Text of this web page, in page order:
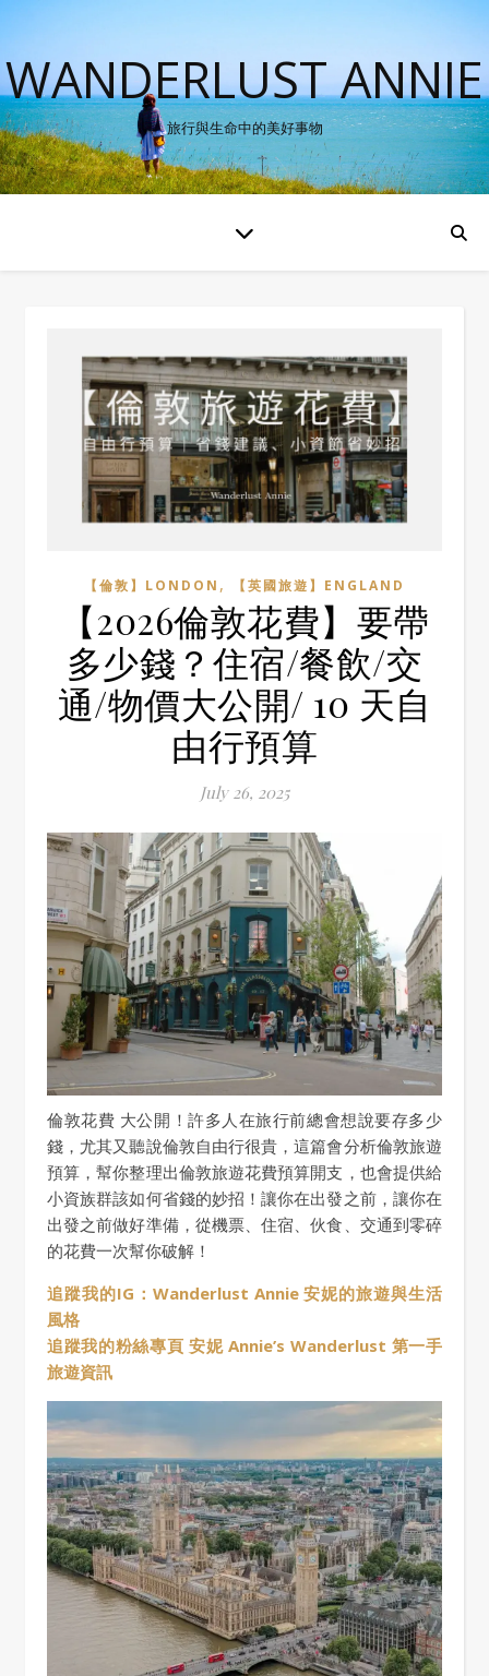
WANDERLUST ANNIE
旅行與生命中的美好事物
【倫敦】LONDON , 【英國旅遊】ENGLAND
【2026倫敦花費】要帶
多少錢？住宿/餐飲/交
通/物價大公開/ 10 天自
由行預算
July 26, 2025
倫敦花費 大公開！許多人在旅行前總會想說要存多少
錢，尤其又聽說倫敦自由行很貴，這篇會分析倫敦旅遊
預算，幫你整理出倫敦旅遊花費預算開支，也會提供給
小資族群該如何省錢的妙招！讓你在出發之前，讓你在
出發之前做好準備，從機票、住宿、伙食、交通到零碎
的花費一次幫你破解！
追蹤我的IG：Wanderlust Annie 安妮的旅遊與生活
風格
追蹤我的粉絲專頁 安妮 Annie’s Wanderlust 第一手
旅遊資訊